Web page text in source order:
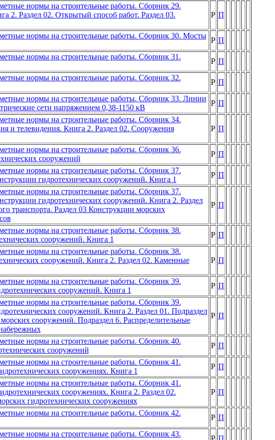
нормы на строительные работы. Сборник 29.
2. Раздел 02. Открытый способ работ. Раздел 03.
Р П
нормы на строительные работы. Сборник 30. Мосты
Р П
нормы на строительные работы. Сборник 31.
Р П
нормы на строительные работы. Сборник 32.
Р П
нормы на строительные работы. Сборник 33. Линии
сети напряжением 0,38-1150 кВ
Р П
нормы на строительные работы. Сборник 34.
и телевидения. Книга 2. Раздел 02. Сооружения
Р П
нормы на строительные работы. Сборник 36.
сооружений
Р П
нормы на строительные работы. Сборник 37.
гидротехнических сооружений. Книга 1
Р П
нормы на строительные работы. Сборник 37.
гидротехнических сооружений. Книга 2. Раздел
транспорта. Раздел 03 Конструкции морских
Р П
нормы на строительные работы. Сборник 38.
сооружений. Книга 1
Р П
нормы на строительные работы. Сборник 38.
сооружений. Книга 2. Раздел 02. Каменные
Р П
нормы на строительные работы. Сборник 39.
сооружений. Книга 1
Р П
нормы на строительные работы. Сборник 39.
сооружений. Книга 2. Раздел 01. Подраздел
сооружений. Подраздел 6. Распределительные
Р П
нормы на строительные работы. Сборник 40.
сооружений
Р П
нормы на строительные работы. Сборник 41.
сооружениях. Книга 1
Р П
нормы на строительные работы. Сборник 41.
сооружениях. Книга 2. Раздел 02.
гидротехнических сооружениях
Р П
нормы на строительные работы. Сборник 42.
Р П
нормы на строительные работы. Сборник 43.
Р П